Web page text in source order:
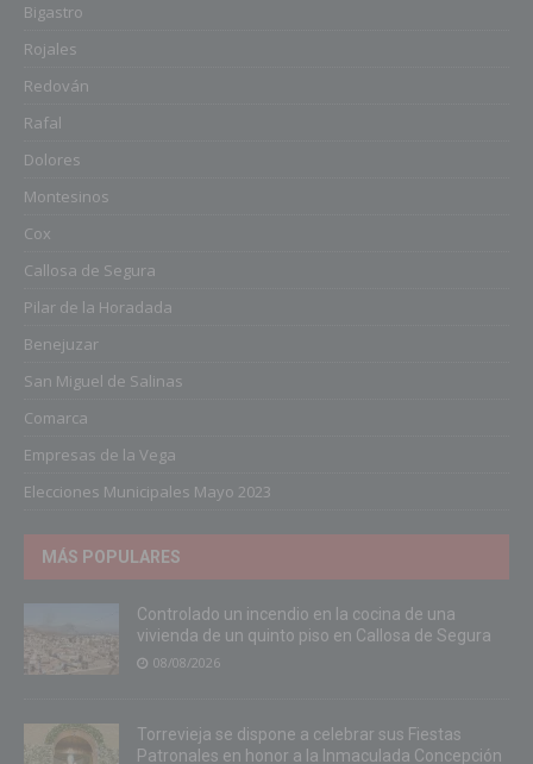
Bigastro
Rojales
Redován
Rafal
Dolores
Montesinos
Cox
Callosa de Segura
Pilar de la Horadada
Benejuzar
San Miguel de Salinas
Comarca
Empresas de la Vega
Elecciones Municipales Mayo 2023
MÁS POPULARES
Controlado un incendio en la cocina de una
vivienda de un quinto piso en Callosa de Segura
08/08/2026
Torrevieja se dispone a celebrar sus Fiestas
Patronales en honor a la Inmaculada Concepción